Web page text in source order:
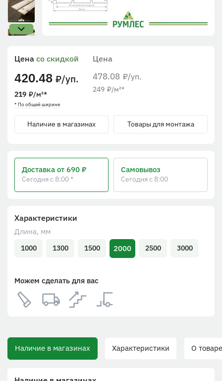
Характеристики
Длина, мм
1000 1300 1500 2000 2500 3000
Можем сделать для вас
Цена
478.08 ₽/уп.
249 ₽/м²*
Цена со скидкой
420.48 ₽/уп.
219 ₽/м²*
* По общей ширине
Наличие в магазинах Товары для монтажа
Доставка от 690 ₽
Сегодня с 8:00 *
Самовывоз
Сегодня с 8:00
Наличие в магазинах Характеристики О товаре